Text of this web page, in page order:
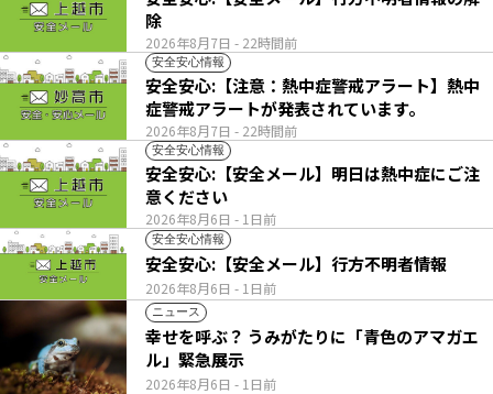
2026年8月7日 - 22時間前
除
安全安心情報
2026年8月7日 - 22時間前
安全安心:【注意：熱中症警戒アラート】熱中
症警戒アラートが発表されています。
安全安心情報
2026年8月6日 - 1日前
安全安心:【安全メール】明日は熱中症にご注
意ください
安全安心情報
2026年8月6日 - 1日前
安全安心:【安全メール】行方不明者情報
ニュース
2026年8月6日 - 1日前
幸せを呼ぶ？ うみがたりに「青色のアマガエ
ル」緊急展示